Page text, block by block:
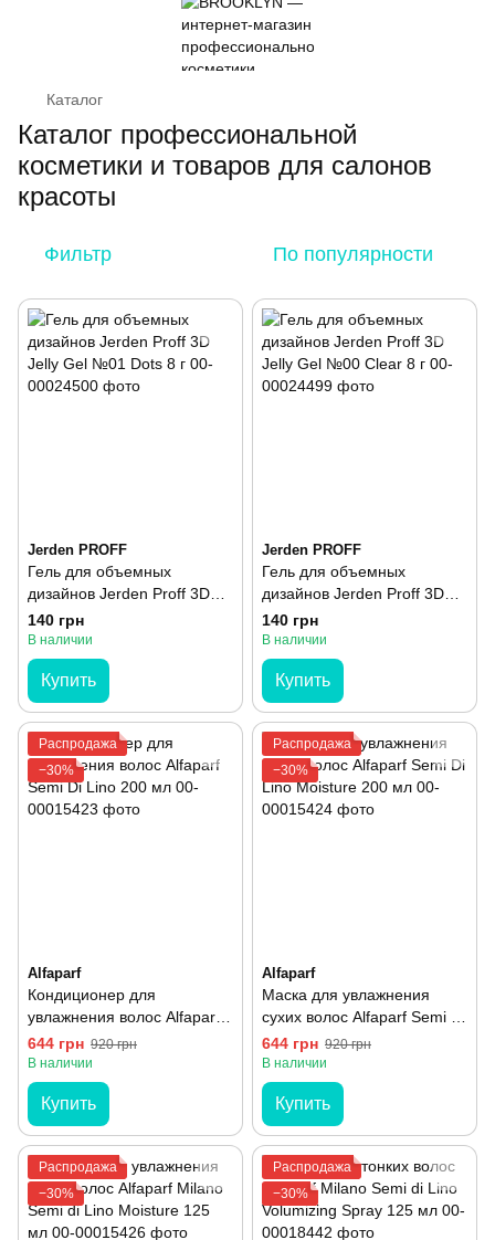
Каталог
Каталог профессиональной
косметики и товаров для салонов
красоты
Фильтр По популярности
Jerden PROFF
Гель для объемных
дизайнов Jerden Proff 3D
Jelly Gel №01 Dots 8 г
140 грн
В наличии
Купить
Jerden PROFF
Гель для объемных
дизайнов Jerden Proff 3D
Jelly Gel №00 Clear 8 г
140 грн
В наличии
Купить
Распродажа
−30%
Alfaparf
Кондиционер для
увлажнения волос Alfaparf
Semi Di Lino 200 мл
644 грн 920 грн
В наличии
Купить
Распродажа
−30%
Alfaparf
Маска для увлажнения
сухих волос Alfaparf Semi Di
Lino Moisture 200 мл
644 грн 920 грн
В наличии
Купить
Распродажа
−30%
Распродажа
−30%